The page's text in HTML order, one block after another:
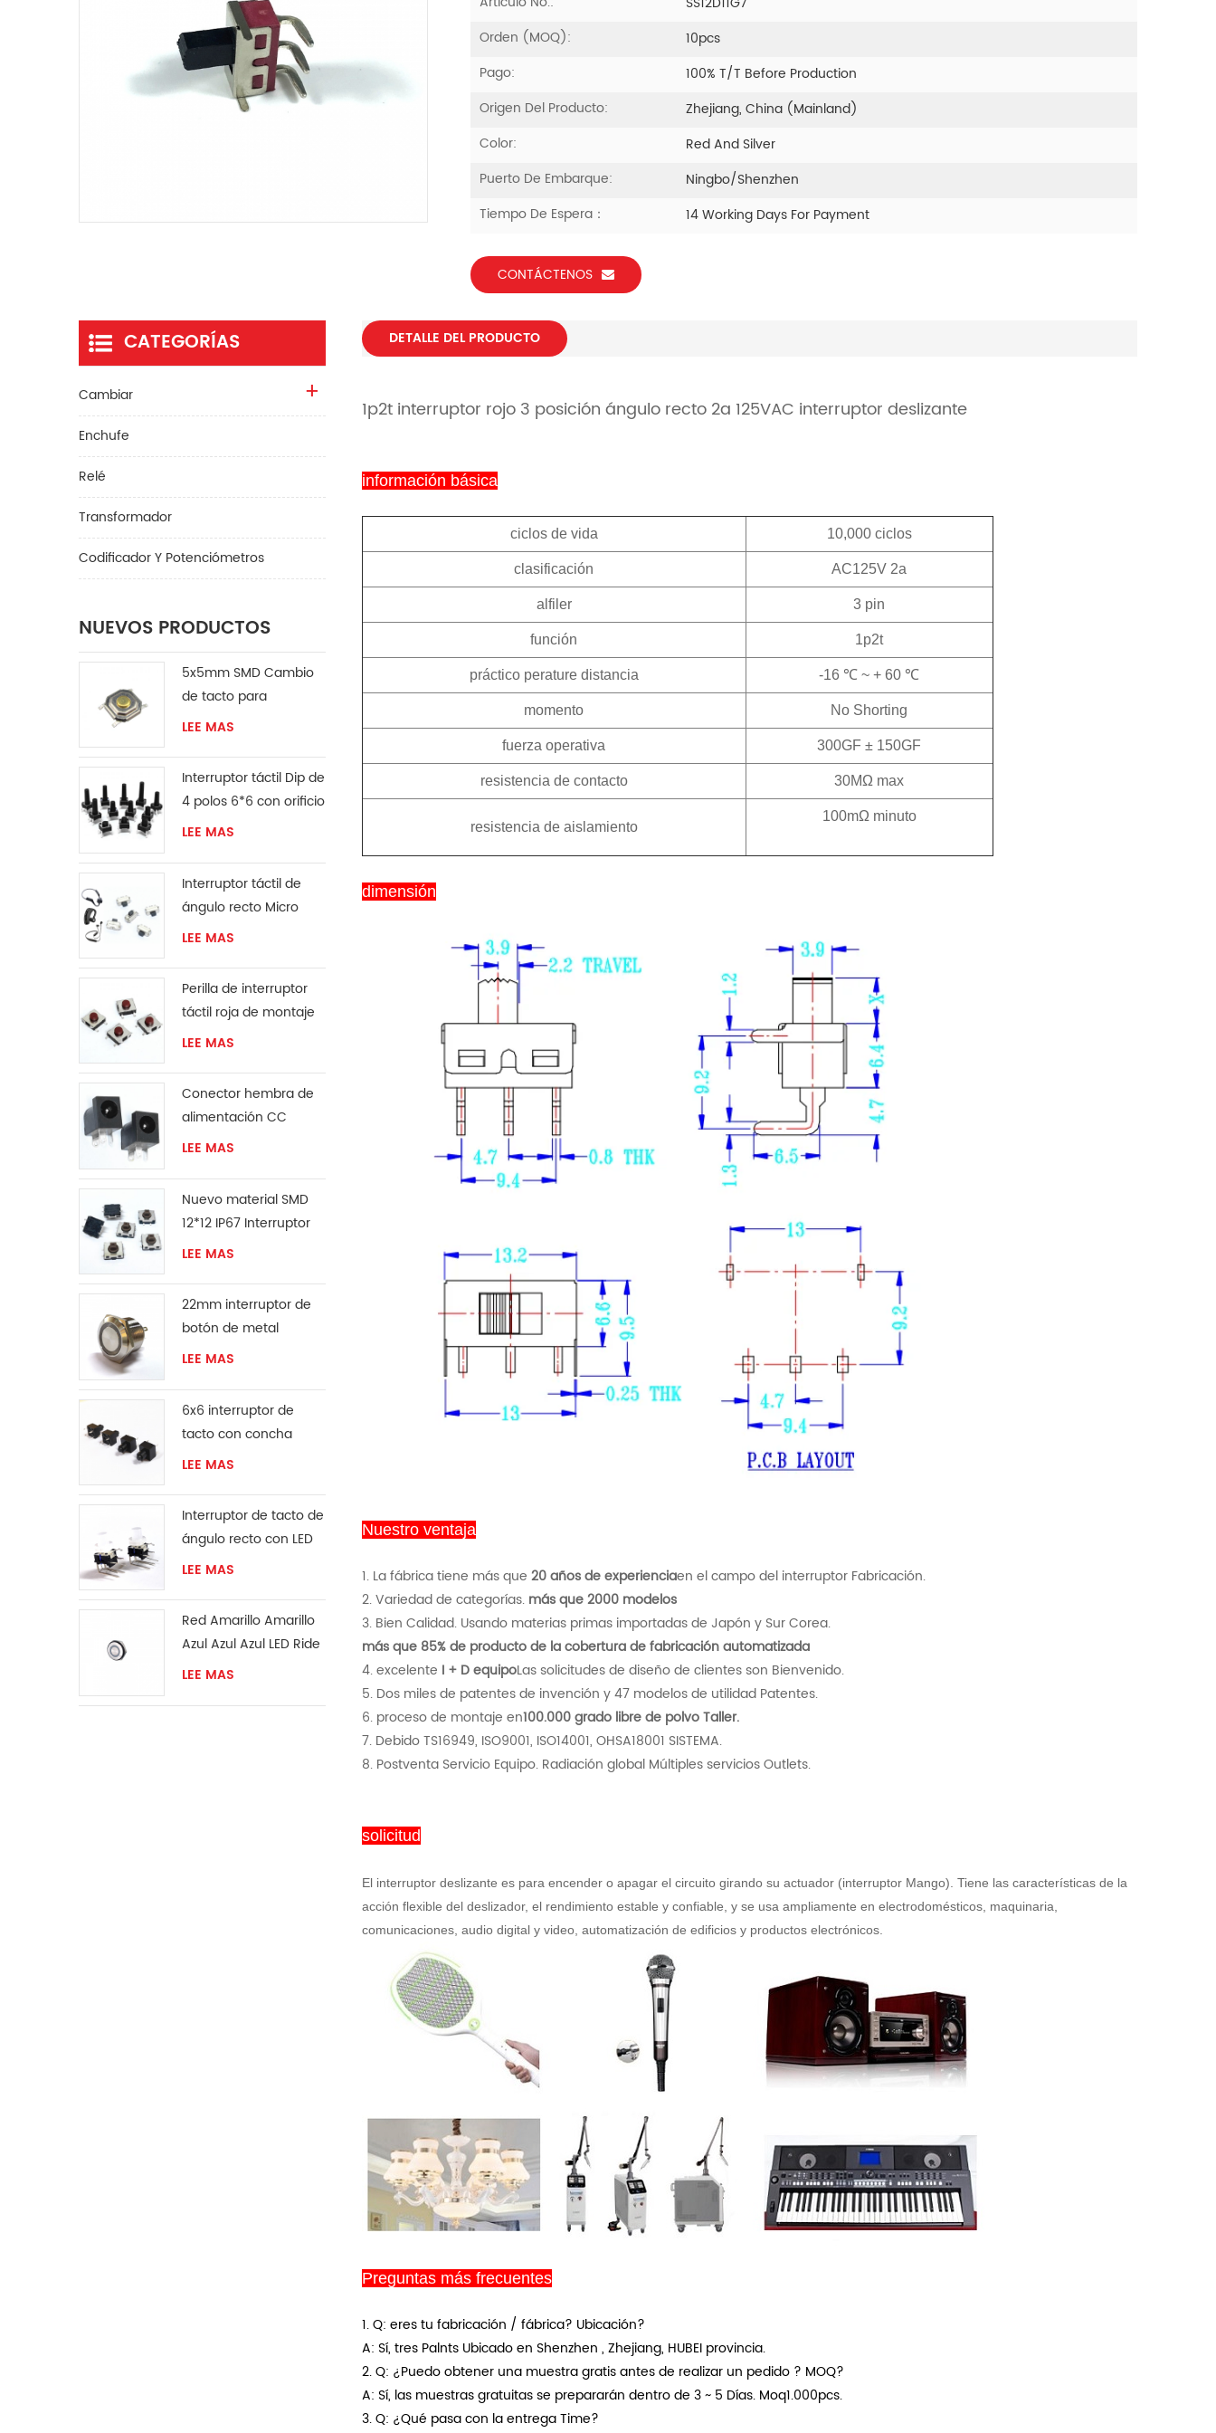
Orden (MOQ):
10pcs
Pago:
100% T/T Before Production
Origen Del Producto:
Zhejiang, China (Mainland)
Color:
Red And Silver
Puerto De Embarque:
Ningbo/Shenzhen
Tiempo De Espera：
14 Working Days For Payment
CONTÁCTENOS
DETALLE DEL PRODUCTO
1p2t interruptor rojo 3 posición ángulo recto 2a 125VAC interruptor deslizante
información básica
ciclos de vida 10,000 ciclos
clasificación AC125V 2a
alfiler 3 pin
función 1p2t
práctico perature distancia -16 ℃ ~ + 60 ℃
momento No Shorting
fuerza operativa 300GF ± 150GF
resistencia de contacto 30MΩ max
resistencia de aislamiento
100mΩ minuto
dimensión
Nuestro ventaja
1. La fábrica tiene más que 20 años de experienciaen el campo del interruptor Fabricación.
2. Variedad de categorías. más que 2000 modelos
3. Bien Calidad. Usando materias primas importadas de Japón y Sur Corea.
más que 85% de producto de la cobertura de fabricación automatizada
4. excelente I + D equipoLas solicitudes de diseño de clientes son Bienvenido.
5. Dos miles de patentes de invención y 47 modelos de utilidad Patentes.
6. proceso de montaje en100.000 grado libre de polvo Taller.
7. Debido TS16949, ISO9001, ISO14001, OHSA18001 SISTEMA.
8. Postventa Servicio Equipo. Radiación global Múltiples servicios Outlets.
solicitud
El interruptor deslizante es para encender o apagar el circuito girando su actuador (interruptor Mango). Tiene las características de la
acción flexible del deslizador, el rendimiento estable y confiable, y se usa ampliamente en electrodomésticos, maquinaria,
comunicaciones, audio digital y video, automatización de edificios y productos electrónicos.
Preguntas más frecuentes
1. Q: eres tu fabricación / fábrica? Ubicación?
A: Sí, tres Palnts Ubicado en Shenzhen , Zhejiang, HUBEI provincia.
2. Q: ¿Puedo obtener una muestra gratis antes de realizar un pedido ? MOQ?
A: Sí, las muestras gratuitas se prepararán dentro de 3 ~ 5 Días. Moq1.000pcs.
3. Q: ¿Qué pasa con la entrega Time?
CATEGORÍAS
Cambiar
Enchufe
Relé
Transformador
Codificador Y Potenciómetros
NUEVOS PRODUCTOS
5x5mm SMD Cambio
de tacto para
ventilador
LEE MAS
Interruptor táctil Dip de
4 polos 6*6 con orificio
pasante
LEE MAS
Interruptor táctil de
ángulo recto Micro
SMT
LEE MAS
Perilla de interruptor
táctil roja de montaje
en superficie de 6x6
LEE MAS
Conector hembra de
alimentación CC
LEE MAS
Nuevo material SMD
12*12 IP67 Interruptor
táctil
LEE MAS
22mm interruptor de
botón de metal
LEE MAS
6x6 interruptor de
tacto con concha
protectora
LEE MAS
Interruptor de tacto de
ángulo recto con LED
LEE MAS
Red Amarillo Amarillo
Azul Azul Azul LED Ride
El interruptor
LEE MAS